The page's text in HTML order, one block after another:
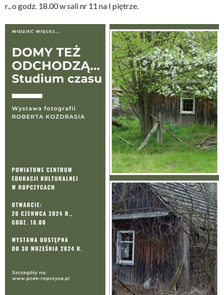
r., o godz. 18.00 w sali nr 11 na I piętrze.